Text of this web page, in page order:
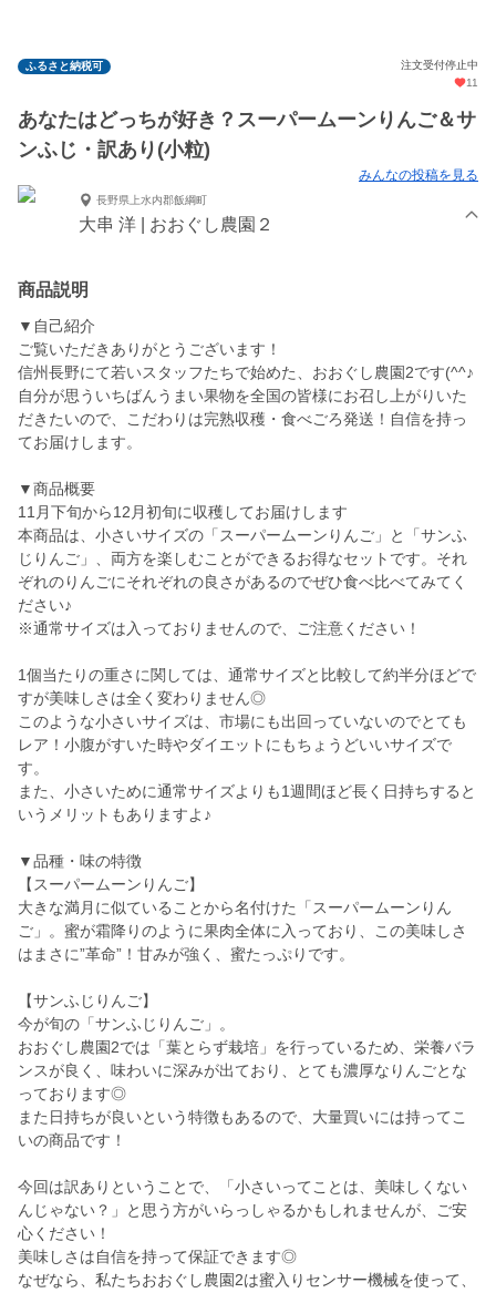
ふるさと納税可
注文受付停止中
11
あなたはどっちが好き？スーパームーンりんご＆サ
ンふじ・訳あり(小粒)
みんなの投稿を見る
長野県上水内郡飯綱町
大串 洋 | おおぐし農園２
商品説明
▼自己紹介
ご覧いただきありがとうございます！
信州長野にて若いスタッフたちで始めた、おおぐし農園2です(^^♪
自分が思ういちばんうまい果物を全国の皆様にお召し上がりいた
だきたいので、こだわりは完熟収穫・食べごろ発送！自信を持っ
てお届けします。
▼商品概要
11月下旬から12月初旬に収穫してお届けします
本商品は、小さいサイズの「スーパームーンりんご」と「サンふ
じりんご」、両方を楽しむことができるお得なセットです。それ
ぞれのりんごにそれぞれの良さがあるのでぜひ食べ比べてみてく
ださい♪
※通常サイズは入っておりませんので、ご注意ください！
1個当たりの重さに関しては、通常サイズと比較して約半分ほどで
すが美味しさは全く変わりません◎
このような小さいサイズは、市場にも出回っていないのでとても
レア！小腹がすいた時やダイエットにもちょうどいいサイズで
す。
また、小さいために通常サイズよりも1週間ほど長く日持ちすると
いうメリットもありますよ♪
▼品種・味の特徴
【スーパームーンりんご】
大きな満月に似ていることから名付けた「スーパームーンりん
ご」。蜜が霜降りのように果肉全体に入っており、この美味しさ
はまさに”革命”！甘みが強く、蜜たっぷりです。
【サンふじりんご】
今が旬の「サンふじりんご」。
おおぐし農園2では「葉とらず栽培」を行っているため、栄養バラ
ンスが良く、味わいに深みが出ており、とても濃厚なりんごとな
っております◎
また日持ちが良いという特徴もあるので、大量買いには持ってこ
いの商品です！
今回は訳ありということで、「小さいってことは、美味しくない
んじゃない？」と思う方がいらっしゃるかもしれませんが、ご安
心ください！
美味しさは自信を持って保証できます◎
なぜなら、私たちおおぐし農園2は蜜入りセンサー機械を使って、